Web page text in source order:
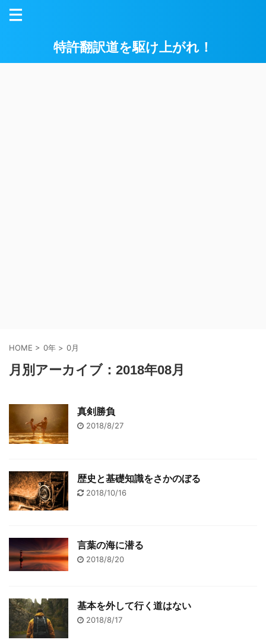
特許翻訳道を駆け上がれ！
HOME > 0年 > 0月
月別アーカイブ：2018年08月
真剣勝負
2018/8/27
歴史と基礎知識をさかのぼる
2018/10/16
言葉の海に潜る
2018/8/20
基本を外して行く道はない
2018/8/17